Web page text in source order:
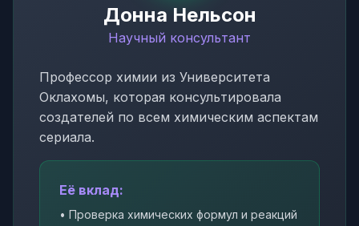
Донна Нельсон
Научный консультант
Профессор химии из Университета
Оклахомы, которая консультировала
создателей по всем химическим аспектам
сериала.
Её вклад:
• Проверка химических формул и реакций